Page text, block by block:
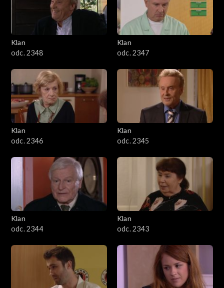
Klan
odc. 2348
Klan
odc. 2347
Klan
odc. 2346
Klan
odc. 2345
Klan
odc. 2344
Klan
odc. 2343